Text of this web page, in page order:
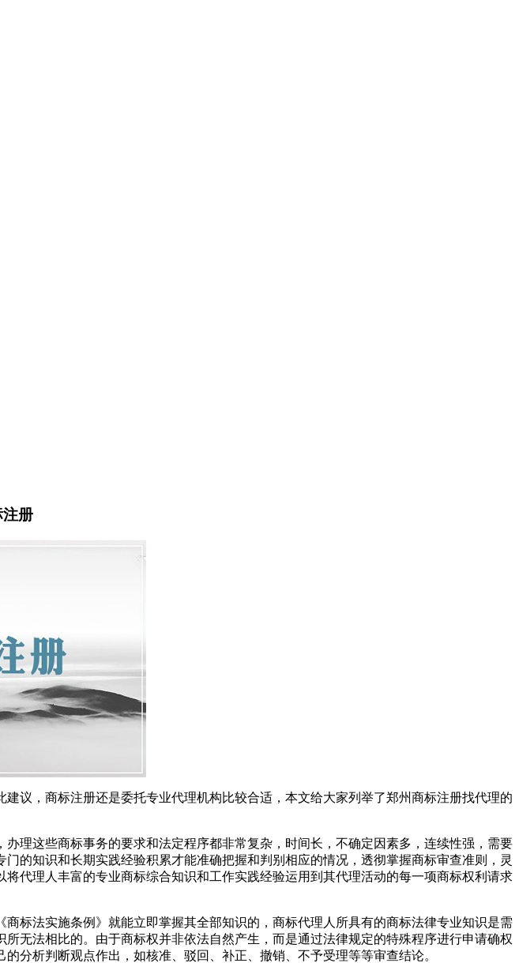
册
议，商标注册还是委托专业代理机构比较合适，本文给大家列举了郑州商标注册找代理的
理这些商标事务的要求和法定程序都非常复杂，时间长，不确定因素多，连续性强，需要
的知识和长期实践经验积累才能准确把握和判别相应的情况，透彻掌握商标审查准则，灵
代理人丰富的专业商标综合知识和工作实践经验运用到其代理活动的每一项商标权利请求
标法实施条例》就能立即掌握其全部知识的，商标代理人所具有的商标法律专业知识是需
无法相比的。由于商标权并非依法自然产生，而是通过法律规定的特殊程序进行申请确权
分析判断观点作出，如核准、驳回、补正、撤销、不予受理等等审查结论。